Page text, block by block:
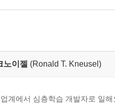
노이젤 (Ronald T. Kneusel)
계에서 심층학습 개발자로 일